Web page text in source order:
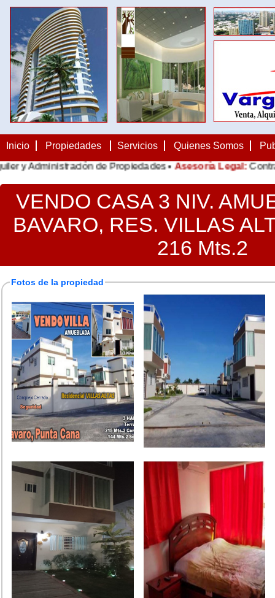
Inicio Propiedades Servicios Quienes Somos
de Propiedades •Asesoría Legal:Contratos,
VENDO CASA 3 NIV.
BAVARO, RES. VILLAS
216 Mts.2
Fotos de la propiedad